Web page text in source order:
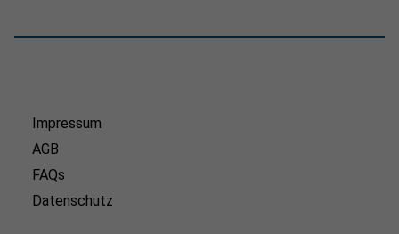
Impressum
AGB
FAQs
Datenschutz